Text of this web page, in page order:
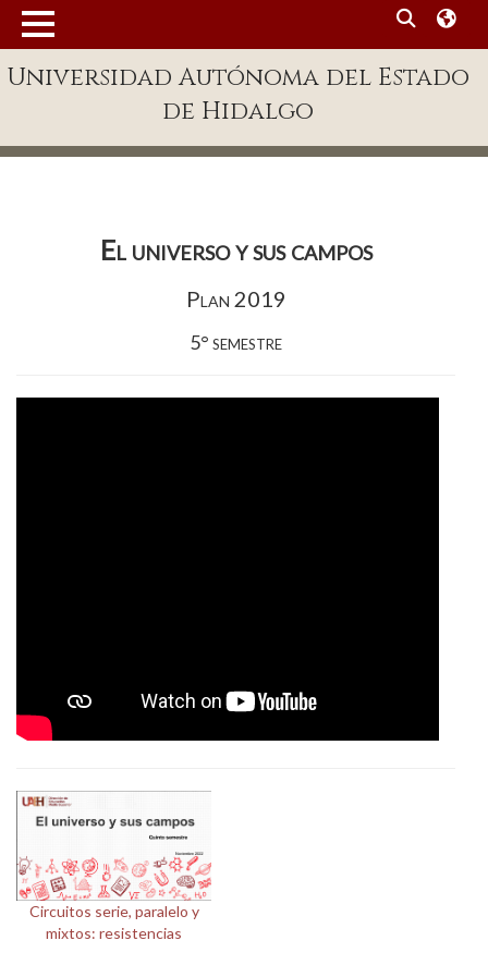
Enlaces
Universidad Autónoma del Estado
de Hidalgo
El universo y sus campos
Plan 2019
5° semestre
Circuitos serie, paralelo y
mixtos: resistencias